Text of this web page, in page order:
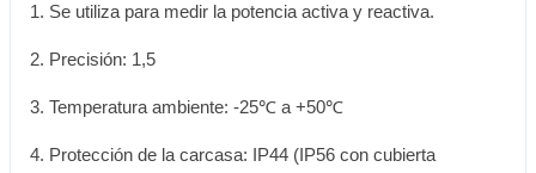
1. Se utiliza para medir la potencia activa y reactiva.
2. Precisión: 1,5
3. Temperatura ambiente: -25℃ a +50℃
4. Protección de la carcasa: IP44 (IP56 con cubierta